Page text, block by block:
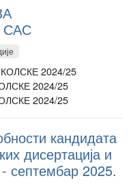
2024/25
2024/25
2024/25
кандидата
дисертација и
септембар 2025.